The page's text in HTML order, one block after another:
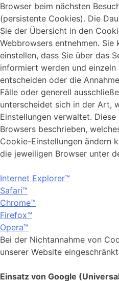
Browser beim nächsten
(persistente Cookies). Die
Sie der Übersicht in den
Webbrowsers entnehmen. Sie
einstellen, dass Sie über das
informiert werden und einzeln
entscheiden oder die
Fälle oder generell
unterscheidet sich in der Art,
Einstellungen verwaltet.
Browsers beschrieben,
Cookie-Einstellungen ändern
die jeweiligen Browser unter
Internet Explorer™
Safari™
Chrome™
Firefox™
Opera™
Bei der Nichtannahme von
unserer Website
Einsatz von Google